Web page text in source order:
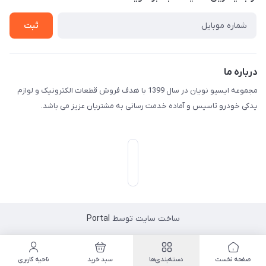
ثبت
درباره ما
مجموعه ایسیو نویان در سال 1399 با هدف فروش قطعات الکترونیک و لوازم
یدکی خودرو تاسیس و آماده خدمت رسانی به مشتریان عزیز می باشد.
ساخت سایت توسط Portal
صفحه نخست دسته‌بندی‌ها سبد خرید ناحیه کاربری